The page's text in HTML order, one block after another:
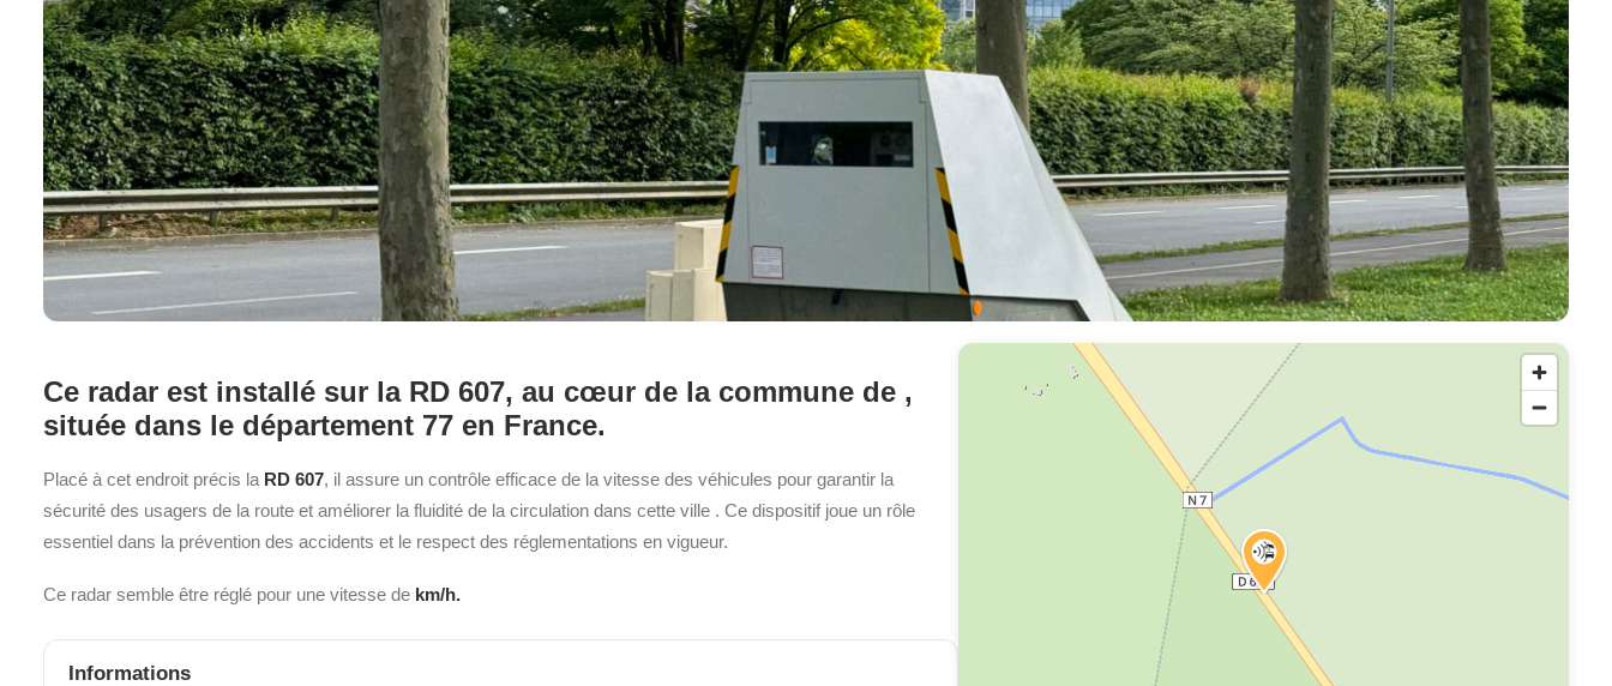
Ce radar est installé sur la RD 607, au cœur de la commune de ,
située dans le département 77 en France.
Placé à cet endroit précis la RD 607, il assure un contrôle efficace de la vitesse des véhicules pour garantir la
sécurité des usagers de la route et améliorer la fluidité de la circulation dans cette ville . Ce dispositif joue un rôle
essentiel dans la prévention des accidents et le respect des réglementations en vigueur.
Ce radar semble être réglé pour une vitesse de km/h.
Informations